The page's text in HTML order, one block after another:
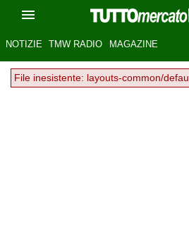
NOTIZIE TMW RADIO MAGAZINE
File inesistente: layouts-common/